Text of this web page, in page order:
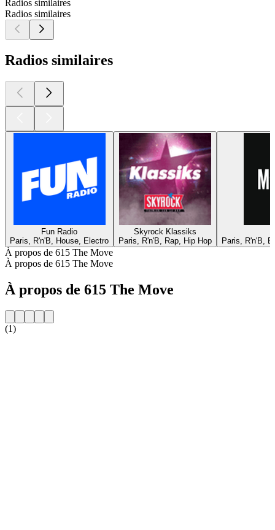
Radios similaires
Radios similaires
Radios similaires
Fun Radio
Paris, R'n'B, House, Electro
Skyrock Klassiks
Paris, R'n'B, Rap, Hip Hop
Paris, R'n'B,
À propos de 615 The Move
À propos de 615 The Move
À propos de 615 The Move
(1)